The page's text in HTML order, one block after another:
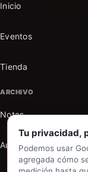
Tu privacidad,
Podemos usar
agregada cómo
Inicio
Eventos
Tienda
ARCHIVO
Notas
Autores